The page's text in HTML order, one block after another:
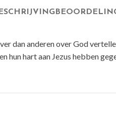
dan anderen over God
hart aan Jezus hebben